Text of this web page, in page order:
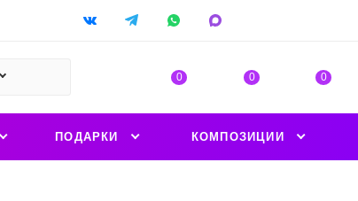
0 0 0
ПОДАРКИ КОМПОЗИЦИИ